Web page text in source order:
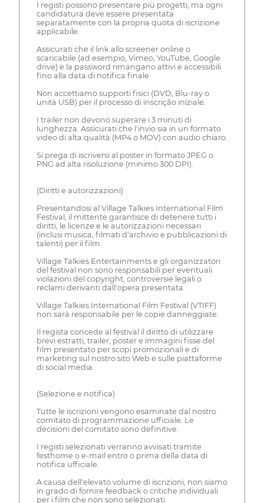
I registi possono presentare più progetti, ma ogni
candidatura deve essere presentata
separatamente con la propria quota di iscrizione
applicabile.
Assicurati che il link allo screener online o
scaricabile (ad esempio, Vimeo, YouTube, Google
drive) e la password rimangano attivi e accessibili
fino alla data di notifica finale
Non accettiamo supporti fisici (DVD, Blu-ray o
unità USB) per il processo di inscrição iniziale.
I trailer non devono superare i 3 minuti di
lunghezza. Assicurati che l'invio sia in un formato
video di alta qualità (MP4 o MOV) con audio chiaro.
Si prega di iscriversi al poster in formato JPEG o
PNG ad alta risoluzione (minimo 300 DPI).
(Diritti e autorizzazioni)
Presentandosi al Village Talkies International Film
Festival, il mittente garantisce di detenere tutti i
diritti, le licenze e le autorizzazioni necessari
(inclusi musica, filmati d'archivio e pubblicazioni di
talenti) per il film.
Village Talkies Entertainments e gli organizzatori
del festival non sono responsabili per eventuali
violazioni del copyright, controversie legali o
reclami derivanti dall'opera presentata.
Village Talkies International Film Festival (VTIFF)
non sarà responsabile per le copie danneggiate.
Il regista concede al festival il diritto di utilizzare
brevi estratti, trailer, poster e immagini fisse del
film presentato per scopi promozionali e di
marketing sul nostro sito Web e sulle piattaforme
di social media.
(Selezione e notifica)
Tutte le iscrizioni vengono esaminate dal nostro
comitato di programmazione ufficiale. Le
decisioni del comitato sono definitive.
I registi selezionati verranno avvisati tramite
festhome o e-mail entro o prima della data di
notifica ufficiale.
A causa dell'elevato volume di iscrizioni, non siamo
in grado di fornire feedback o critiche individuali
per i film che non sono selezionati.